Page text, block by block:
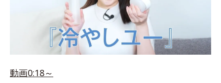
動画0:18～